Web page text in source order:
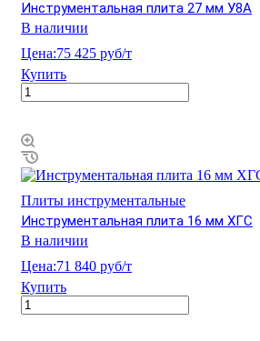
Инструментальная плита 27 мм У8А
В наличии
Цена:75 425 руб/т
Купить
Плиты инструментальные
Инструментальная плита 16 мм ХГС
В наличии
Цена:71 840 руб/т
Купить